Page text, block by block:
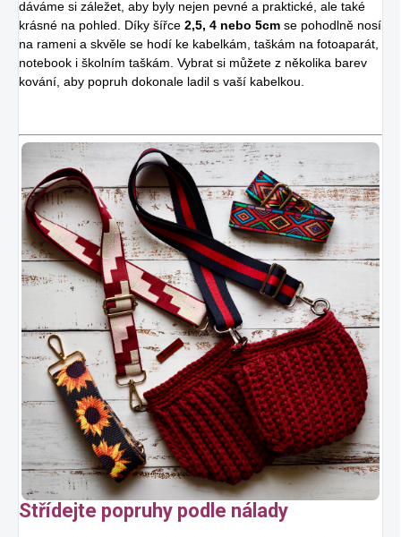
dáváme si záležet, aby byly nejen pevné a praktické, ale také
krásné na pohled. Díky šířce 2,5, 4 nebo 5cm se pohodlně nosí
na rameni a skvěle se hodí ke kabelkám, taškám na fotoaparát,
notebook i školním taškám. Vybrat si můžete z několika barev
kování, aby popruh dokonale ladil s vaší kabelkou.
Střídejte popruhy podle nálady